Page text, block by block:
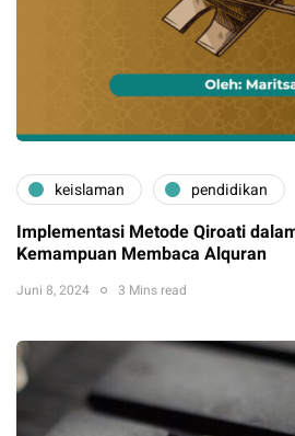
keislaman pendidikan
Implementasi Metode Qiroati
Kemampuan Membaca Alquran
Juni 8, 2024 3 Mins read